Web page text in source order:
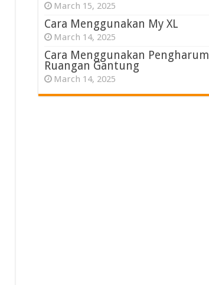
March 15, 2025
Cara Menggunakan My XL
March 14, 2025
Cara Menggunakan Pengharum
Ruangan Gantung
March 14, 2025